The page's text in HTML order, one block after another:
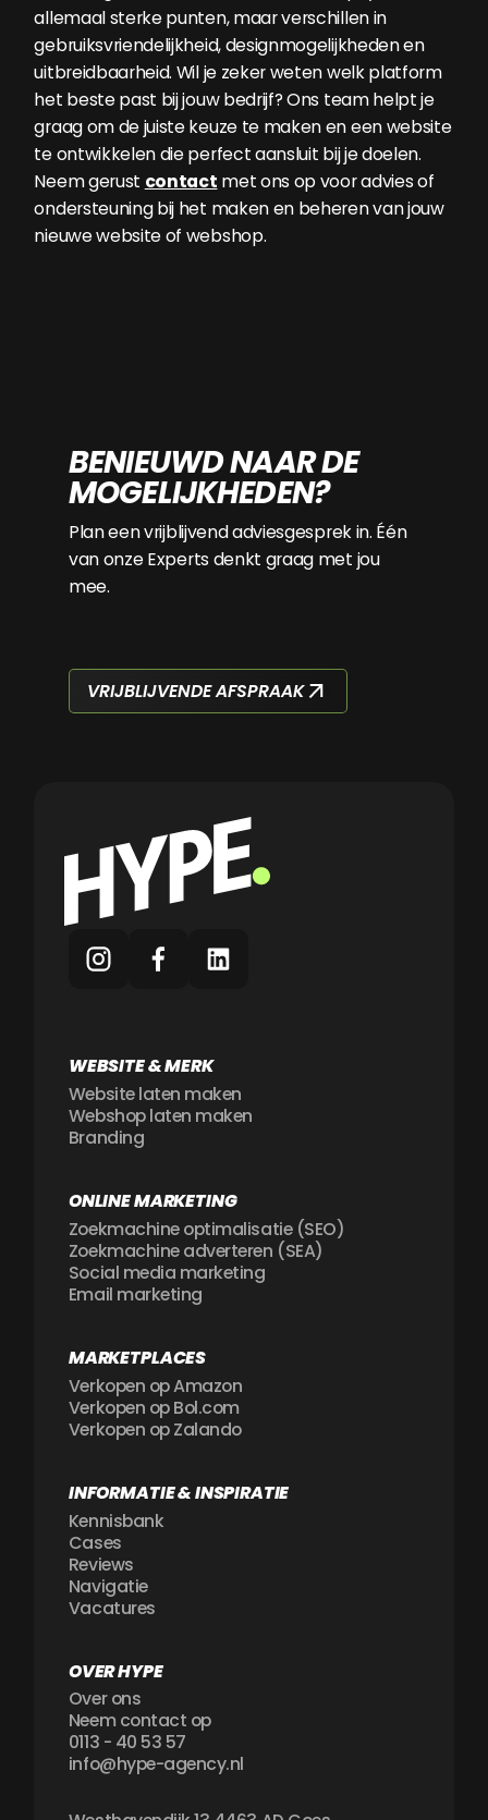
allemaal sterke punten, maar verschillen in
gebruiksvriendelijkheid, designmogelijkheden en
uitbreidbaarheid. Wil je zeker weten welk platform
het beste past bij jouw bedrijf? Ons team helpt je
graag om de juiste keuze te maken en een website
te ontwikkelen die perfect aansluit bij je doelen.
Neem gerust contact met ons op voor advies of
ondersteuning bij het maken en beheren van jouw
nieuwe website of webshop.
BENIEUWD NAAR DE
MOGELIJKHEDEN?
Plan een vrijblijvend adviesgesprek in. Één
van onze Experts denkt graag met jou
mee.
VRIJBLIJVENDE AFSPRAAK
WEBSITE & MERK
Website laten maken
Webshop laten maken
Branding
ONLINE MARKETING
Zoekmachine optimalisatie (SEO)
Zoekmachine adverteren (SEA)
Social media marketing
Email marketing
MARKETPLACES
Verkopen op Amazon
Verkopen op Bol.com
Verkopen op Zalando
INFORMATIE & INSPIRATIE
Kennisbank
Cases
Reviews
Navigatie
Vacatures
OVER HYPE
Over ons
Neem contact op
0113 - 40 53 57
info@hype-agency.nl